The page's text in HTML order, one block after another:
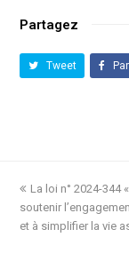
Partagez
Tweet
previous
post:
La loi n° 2024-344
soutenir
et à simplifier la vie